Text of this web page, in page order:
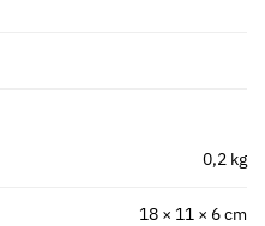
0,2 kg
18 × 11 × 6 cm